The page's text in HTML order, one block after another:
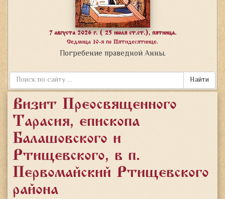
7 августа 2026 г. ( 25 июля ст.ст.), пятница.
Седмица 10-я по Пятидесятнице.
Погребение праведной Анны.
Найти
Визит Преосвященного
Тарасия, епископа
Балашовского и
Ртищевского, в п.
Первомайский Ртищевского
района